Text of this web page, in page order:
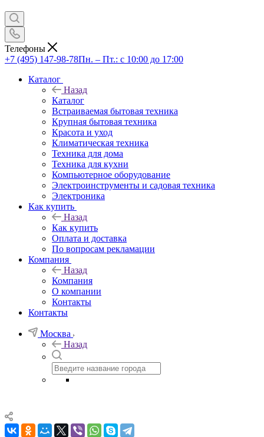
Телефоны
+7 (495) 147-98-78Пн. – Пт.: с 10:00 до 17:00
Каталог
Назад
Каталог
Встраиваемая бытовая техника
Крупная бытовая техника
Красота и уход
Климатическая техника
Техника для дома
Техника для кухни
Компьютерное оборудование
Электроинструменты и садовая техника
Электроника
Как купить
Назад
Как купить
Оплата и доставка
По вопросам рекламации
Компания
Назад
Компания
О компании
Контакты
Контакты
Москва
Назад